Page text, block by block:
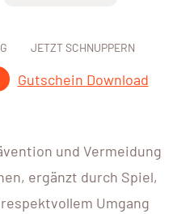
JETZT SCHNUPPERN
Gutschein Download
und Vermeidung
ergänzt durch Spiel,
Umgang